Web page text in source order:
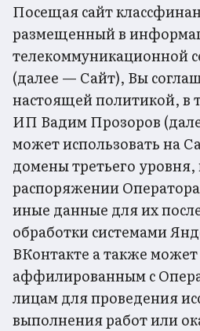
Советы
Инструкция
Посещая сайт
размещенный в
телекоммуникационной
(далее — Сайт), Вы
настоящей политикой, в
ИП Вадим Прозоров
может использовать на
домены третьего
распоряжении
иные данные для их
обработки системами
ВКонтакте а также
аффилированным с
лицам для проведения
выполнения работ или